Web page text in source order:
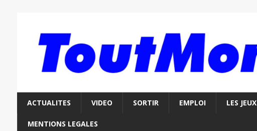
ACTUALITES VIDEO SORTIR EMPLOI LES JEUX
MENTIONS LEGALES